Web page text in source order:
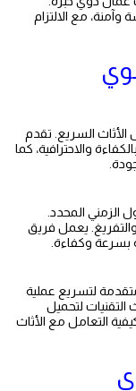
مع الالتزام
الأثاث السريع. تقدم
والاحترافية، كما
الزمني المحدد.
يعمل فريق
بسرعة وكفاءة.
لتسريع عملية
لتحميل
التعامل مع الأثاث